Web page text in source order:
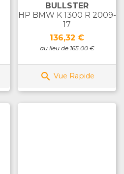
BULLSTER
HP BMW K 1300 R 2009-
17
Prix
136,32 €
au lieu de 165.00 €
 Vue Rapide